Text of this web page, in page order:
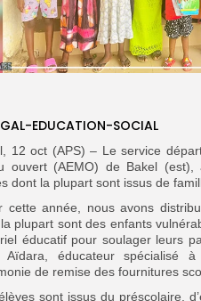
EDUCATION-SOCIAL
12 oct (APS) – Le service
ouvert (AEMO) de Bakel
dont la plupart sont issus de
cette année, nous avons
plupart sont des enfants
éducatif pour soulager leurs
Aïdara, éducateur spécialisé
de remise des fournitures
sont issus du préscolaire,